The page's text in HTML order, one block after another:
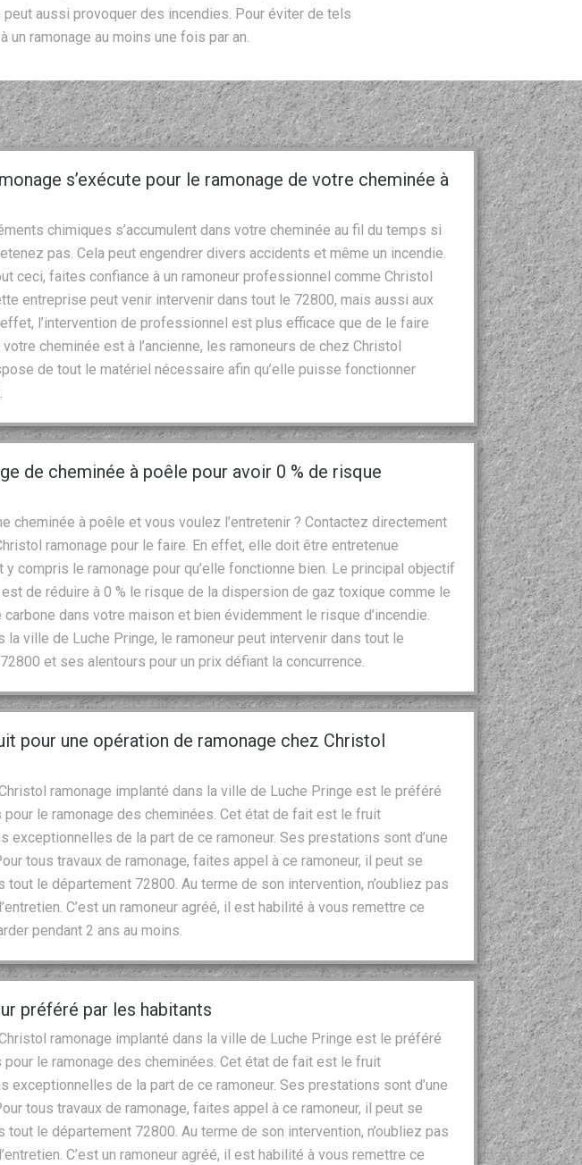
aussi provoquer des incendies. Pour éviter de tels
ramonage au moins une fois par an.
s’exécute pour le ramonage de votre cheminée à
chimiques s’accumulent dans votre cheminée au fil du temps si
pas. Cela peut engendrer divers accidents et même un incendie.
ceci, faites confiance à un ramoneur professionnel comme Christol
entreprise peut venir intervenir dans tout le 72800, mais aussi aux
l’intervention de professionnel est plus efficace que de le faire
cheminée est à l’ancienne, les ramoneurs de chez Christol
de tout le matériel nécessaire afin qu’elle puisse fonctionner
de cheminée à poêle pour avoir 0 % de risque
cheminée à poêle et vous voulez l’entretenir ? Contactez directement
ramonage pour le faire. En effet, elle doit être entretenue
y compris le ramonage pour qu’elle fonctionne bien. Le principal objectif
est de réduire à 0 % le risque de la dispersion de gaz toxique comme le
dans votre maison et bien évidemment le risque d’incendie.
la ville de Luche Pringe, le ramoneur peut intervenir dans tout le
et ses alentours pour un prix défiant la concurrence.
pour une opération de ramonage chez Christol
ramonage implanté dans la ville de Luche Pringe est le préféré
pour le ramonage des cheminées. Cet état de fait est le fruit
exceptionnelles de la part de ce ramoneur. Ses prestations sont d’une
tous travaux de ramonage, faites appel à ce ramoneur, il peut se
tout le département 72800. Au terme de son intervention, n’oubliez pas
C’est un ramoneur agréé, il est habilité à vous remettre ce
pendant 2 ans au moins.
préféré par les habitants
ramonage implanté dans la ville de Luche Pringe est le préféré
pour le ramonage des cheminées. Cet état de fait est le fruit
exceptionnelles de la part de ce ramoneur. Ses prestations sont d’une
tous travaux de ramonage, faites appel à ce ramoneur, il peut se
tout le département 72800. Au terme de son intervention, n’oubliez pas
C’est un ramoneur agréé, il est habilité à vous remettre ce